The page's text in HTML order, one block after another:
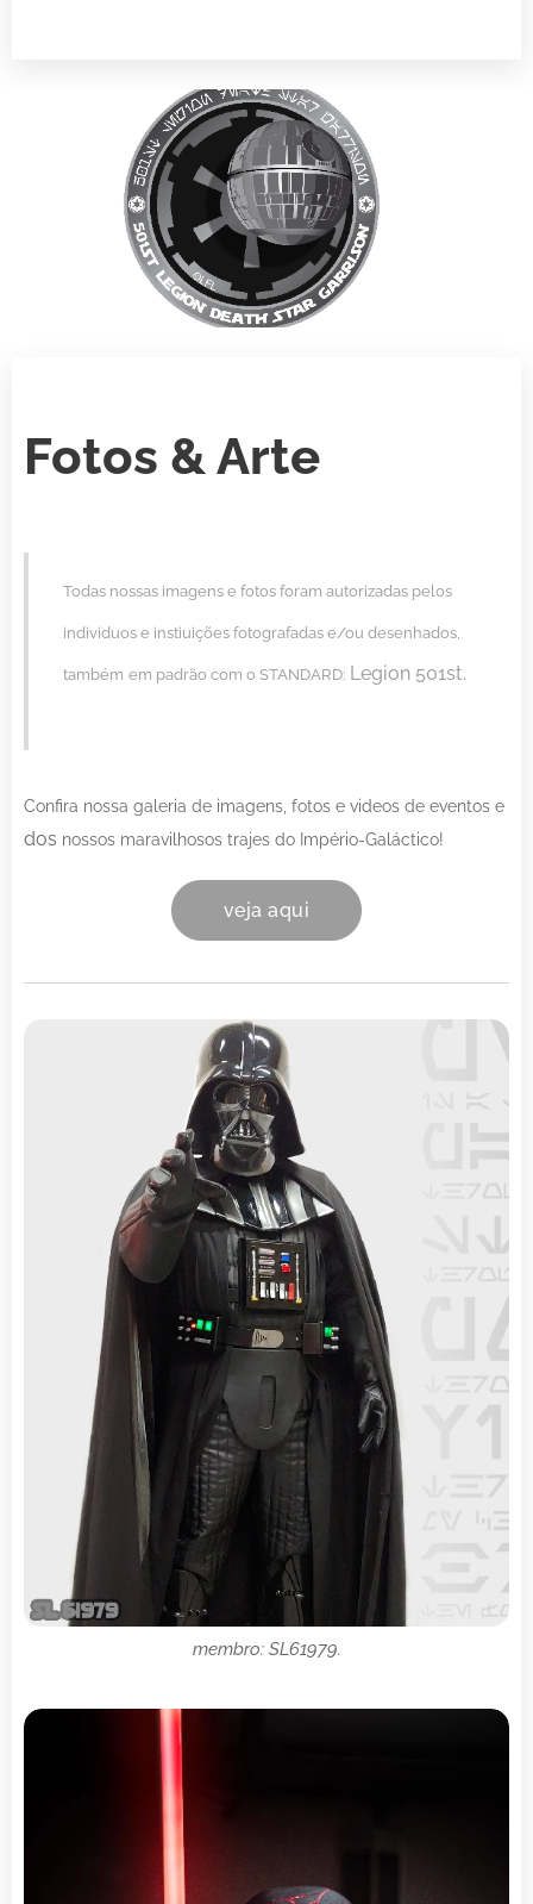
Fotos & Arte
Todas nossas imagens e fotos foram autorizadas pelos
individuos e instiuições fotografadas e/ou desenhados,
também em padrão com o STANDARD: Legion 501st.
Confira nossa galeria de imagens, fotos e videos de eventos e
dos nossos maravilhosos trajes do Império-Galáctico!
veja aqui
membro: SL61979.